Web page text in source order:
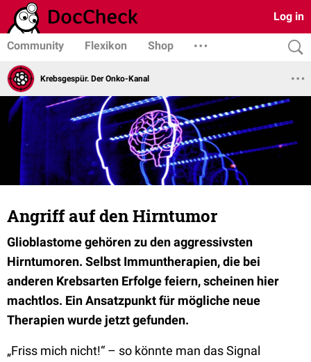
Log in
Community Flexikon Shop
Krebsgespür. Der Onko-Kanal
Angriff auf den Hirntumor
Glioblastome gehören zu den aggressivsten
Hirntumoren. Selbst Immuntherapien, die bei
anderen Krebsarten Erfolge feiern, scheinen hier
machtlos. Ein Ansatzpunkt für mögliche neue
Therapien wurde jetzt gefunden.
„Friss mich nicht!“ – so könnte man das Signal